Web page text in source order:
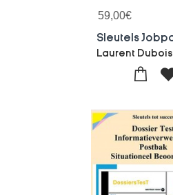
59,00€
Laurent Dubois